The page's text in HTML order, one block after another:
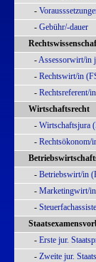
-
- Gebühr/-dauer
-Assessorwirt/in
- Rechtswirt/in
- Rechtsreferent/
Wirtschaftsrecht
- Wirtschaftsjura
- Rechtsökonom/
- Betriebswirt/in
- Marketingwirt/
-
- Erste jur.
- Zweite jur.